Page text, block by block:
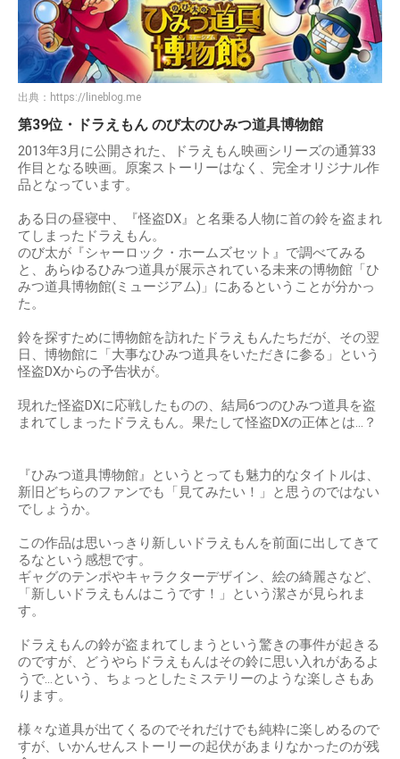
出典： https://lineblog.me
第39位・ドラえもん のび太のひみつ道具博物館
2013年3月に公開された、ドラえもん映画シリーズの通算33
作目となる映画。原案ストーリーはなく、完全オリジナル作
品となっています。
ある日の昼寝中、『怪盗DX』と名乗る人物に首の鈴を盗まれ
てしまったドラえもん。
のび太が『シャーロック・ホームズセット』で調べてみる
と、あらゆるひみつ道具が展示されている未来の博物館「ひ
みつ道具博物館(ミュージアム)」にあるということが分かっ
た。
鈴を探すために博物館を訪れたドラえもんたちだが、その翌
日、博物館に「大事なひみつ道具をいただきに参る」という
怪盗DXからの予告状が。
現れた怪盗DXに応戦したものの、結局6つのひみつ道具を盗
まれてしまったドラえもん。果たして怪盗DXの正体とは…？
『ひみつ道具博物館』というとっても魅力的なタイトルは、
新旧どちらのファンでも「見てみたい！」と思うのではない
でしょうか。
この作品は思いっきり新しいドラえもんを前面に出してきて
るなという感想です。
ギャグのテンポやキャラクターデザイン、絵の綺麗さなど、
「新しいドラえもんはこうです！」という潔さが見られま
す。
ドラえもんの鈴が盗まれてしまうという驚きの事件が起きる
のですが、どうやらドラえもんはその鈴に思い入れがあるよ
うで…という、ちょっとしたミステリーのような楽しさもあ
ります。
様々な道具が出てくるのでそれだけでも純粋に楽しめるので
すが、いかんせんストーリーの起伏があまりなかったのが残